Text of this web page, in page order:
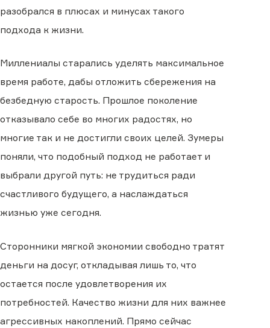
разобрался в плюсах и минусах такого
подхода к жизни.
Миллениалы старались уделять максимальное
время работе, дабы отложить сбережения на
безбедную старость. Прошлое поколение
отказывало себе во многих радостях, но
многие так и не достигли своих целей. Зумеры
поняли, что подобный подход не работает и
выбрали другой путь: не трудиться ради
счастливого будущего, а наслаждаться
жизнью уже сегодня.
Сторонники мягкой экономии свободно тратят
деньги на досуг, откладывая лишь то, что
остается после удовлетворения их
потребностей. Качество жизни для них важнее
агрессивных накоплений. Прямо сейчас